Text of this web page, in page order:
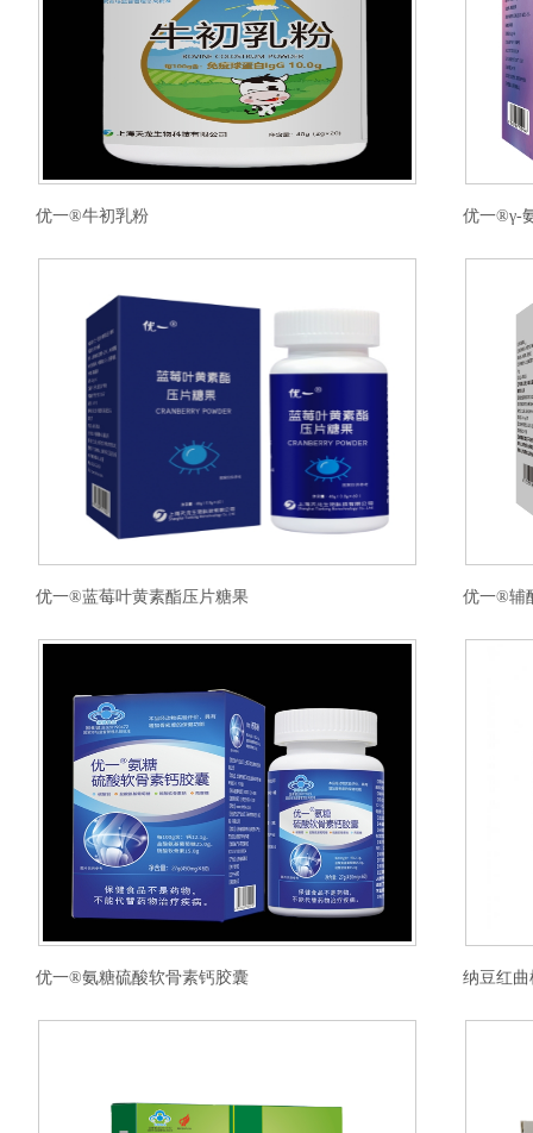
优一®牛初乳粉 优一®γ-
优一®蓝莓叶黄素酯压片糖果 优一®辅
优一®氨糖硫酸软骨素钙胶囊 纳豆红